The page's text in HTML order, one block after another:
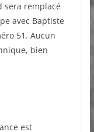
sera remplacé
avec Baptiste
51. Aucun
bien
est